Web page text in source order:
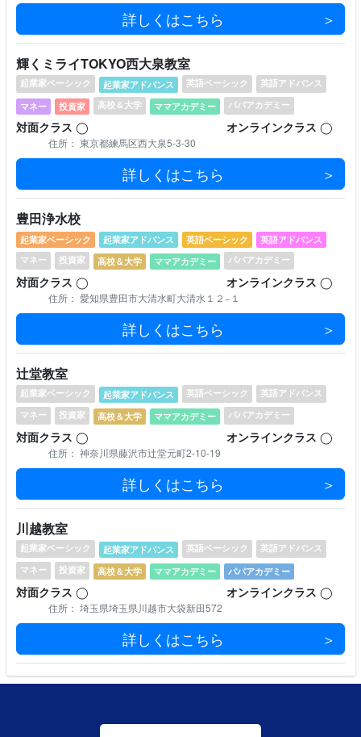
詳しくはこちら
輝くミライTOKYO西大泉教室
起業家ベーシック 起業家アドバンス 英語ベーシック
英語アドバンス
マネー
投資家 ⾼校＆⼤学 ママアカデミー パパアカデミー
対⾯クラス ◯ オンラインクラス ◯
住所： 東京都練馬区西大泉5-3-30
詳しくはこちら
豊田浄水校
起業家ベーシック 起業家アドバンス 英語ベーシック
英語アドバンス
マネー
投資家 ⾼校＆⼤学 ママアカデミー パパアカデミー
対⾯クラス ◯ オンラインクラス ◯
住所： 愛知県豊田市大清水町大清水１２−１
詳しくはこちら
辻堂教室
起業家ベーシック 起業家アドバンス 英語ベーシック
英語アドバンス
マネー
投資家 ⾼校＆⼤学 ママアカデミー パパアカデミー
対⾯クラス ◯ オンラインクラス ◯
住所： 神奈川県藤沢市辻堂元町2-10-19
詳しくはこちら
川越教室
起業家ベーシック 起業家アドバンス 英語ベーシック
英語アドバンス
マネー
投資家 ⾼校＆⼤学 ママアカデミー パパアカデミー
対⾯クラス ◯ オンラインクラス ◯
住所： 埼玉県埼玉県川越市大袋新田572
詳しくはこちら